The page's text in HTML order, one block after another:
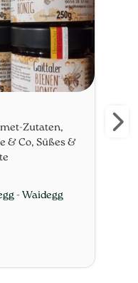
Aufstriche &
- Mitschig